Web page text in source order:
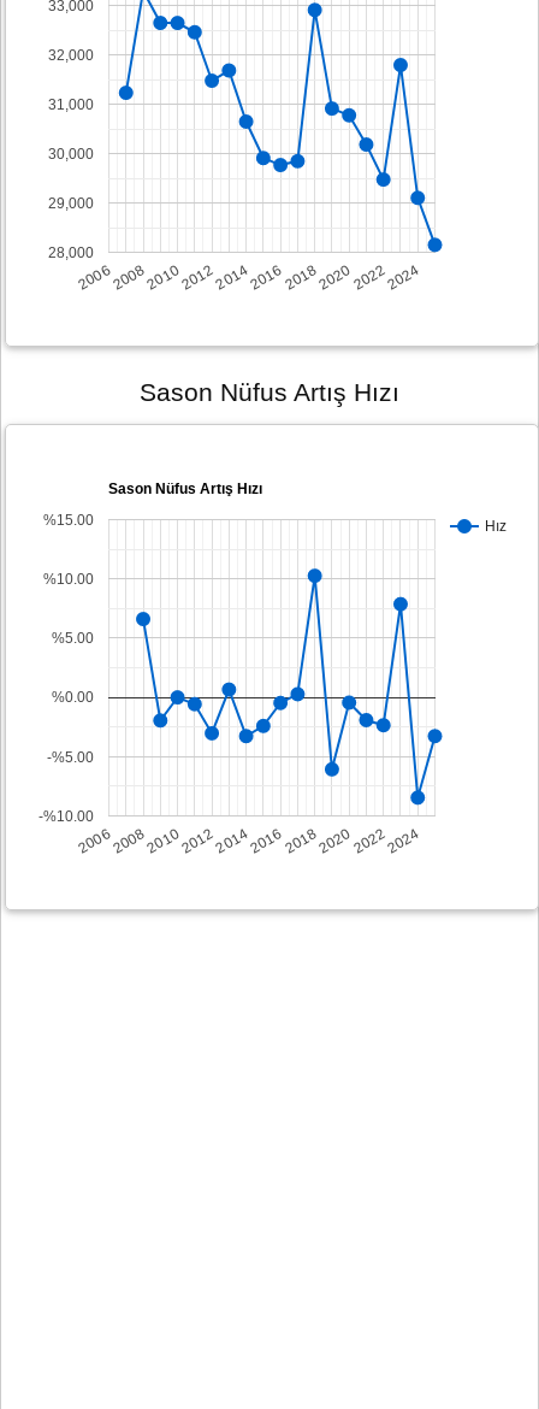
2006200820102012201420162018202020222024
28,000
29,000
30,000
31,000
32,000
33,000
Sason Nüfus Artış Hızı
Sason Nüfus Artış Hızı
Hız
2006200820102012201420162018202020222024
-%10.00
-%5.00
%0.00
%5.00
%10.00
%15.00